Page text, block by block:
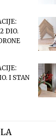
DIO.
I STAN